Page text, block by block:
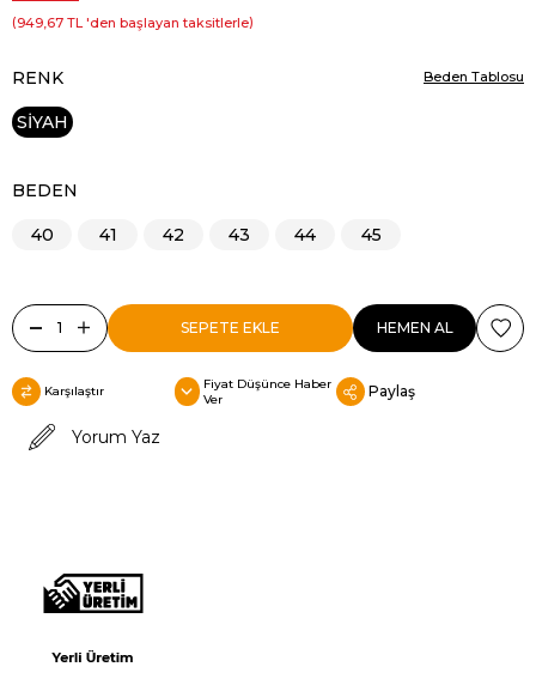
İndirim
949,67 TL 'den başlayan taksitlerle
RENK
SİYAH
BEDEN
40 41 42 43 44 45
Beden Tablosu
Karşılaştır
Fiyat Düşünce Haber
Ver
Paylaş
Yorum Yaz